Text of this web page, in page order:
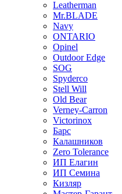
Leatherman
Mr.BLADE
Navy
ONTARIO
Opinel
Outdoor Edge
SOG
Spyderco
Stell Will
Old Bear
Verney-Carron
Victorinox
Барс
Калашников
Zero Tolerance
ИП Елагин
ИП Семина
Кизляр